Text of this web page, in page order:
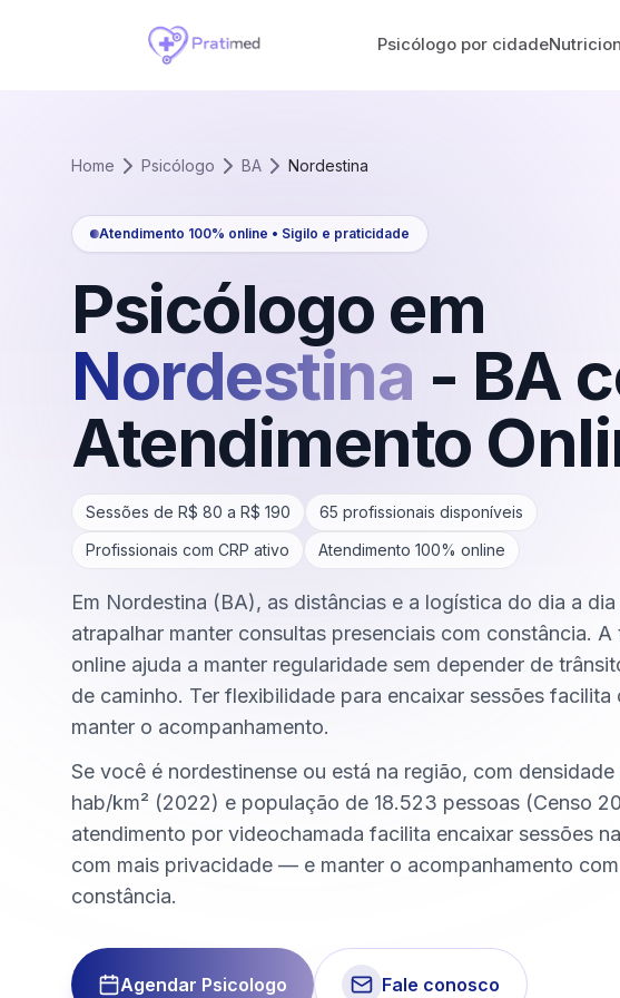
Psicólogo por cidade
Home Psicólogo BA Nordestina
Atendimento 100% online • Sigilo e praticidade
Psicólogo em
Nordestina - BA
Atendimento
Sessões de R$ 80 a R$ 190 65 profissionais disponíveis
Profissionais com CRP ativo
Atendimento 100% online
Em Nordestina (BA), as distâncias e a logística do dia a
atrapalhar manter consultas presenciais com constância. A
online ajuda a manter regularidade sem depender de
de caminho. Ter flexibilidade para encaixar sessões facilita
manter o acompanhamento.
Se você é nordestinense ou está na região, com
hab/km² (2022) e população de 18.523 pessoas (Censo
atendimento por videochamada facilita encaixar sessões
com mais privacidade — e manter o acompanhamento com
constância.
Agendar Psicologo Fale conosco